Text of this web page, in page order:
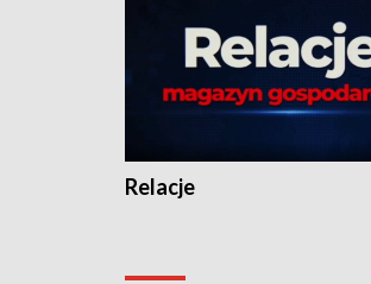
Relacje